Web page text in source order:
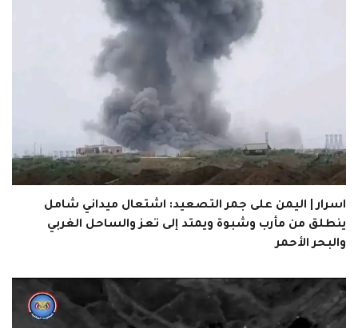
اسرار | اليمن على جمر التصعيد: اشتعال ميداني شامل
ينطلق من مأرب وشبوة ويمتد إلى تعز والساحل الغربي
والبحر الأحمر